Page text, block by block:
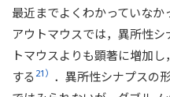
最近までよくわかっていなか
アウトマウスでは，異所性
トマウスよりも顕著に増加
する 21） ．異所性シナプスの